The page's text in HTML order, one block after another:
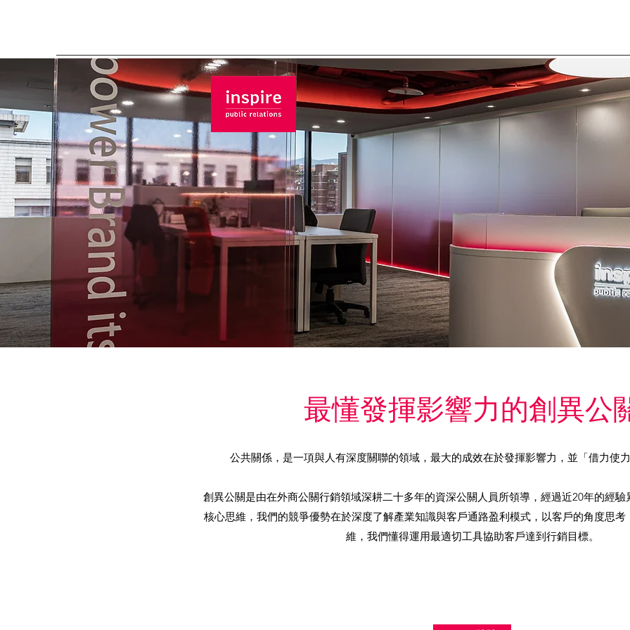
最懂發揮影響力的創異公
公共關係，是一項與人有深度關聯的領域，最大的成效在於發揮影響力，並「借力使
創異公關是由在外商公關行銷領域深耕二十多年的資深公關人員所領導，經過近20年的經
核心思維，我們的競爭優勢在於深度了解產業知識與客戶通路盈利模式，以客戶的角度思
維，我們懂得運用最適切工具協助客戶達到行銷目標。